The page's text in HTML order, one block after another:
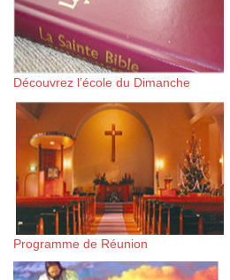
Découvrez l’école du Dimanche
Programme de Réunion